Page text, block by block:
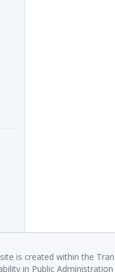
is created within the
in Public Administration